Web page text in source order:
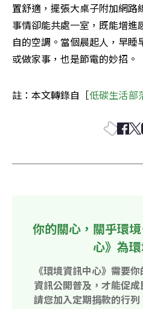
置舒適，擺張大桌子附加網路
事情卻能共處一室，既能增
自的空調。當個晨起人，早
或做家事，也是節電的妙招。
註：本文轉錄自［低碳生活部
你的關心，關乎環
心》為
《環境資訊中心》需要
資訊公開普及，才能促
請您加入定期捐款的行